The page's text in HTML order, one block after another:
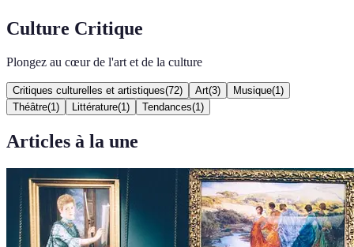
Culture Critique
Plongez au cœur de l'art et de la culture
Critiques culturelles et artistiques(72) Art(3) Musique(1 )
Théâtre(1 ) Littérature(1 ) Tendances(1 )
Articles à la une